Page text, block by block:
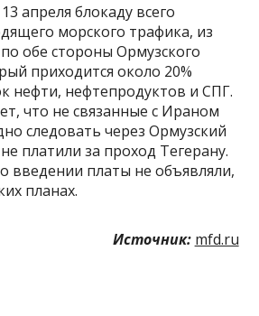
апреля блокаду всего
морского трафика, из
обе стороны Ормузского
приходится около 20%
нефти, нефтепродуктов и СПГ.
что не связанные с Ираном
следовать через Ормузский
платили за проход Тегерану.
введении платы не объявляли,
планах.
Источник: mfd.ru